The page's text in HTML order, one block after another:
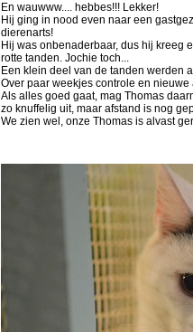
En wauwww.... hebbes!!! Lekker!
Hij ging in nood even naar een
dierenarts!
Hij was onbenaderbaar, dus hij kreeg
rotte tanden. Jochie toch...
Een klein deel van de tanden werden
Over paar weekjes controle en nieuwe
Als alles goed gaat, mag Thomas
zo knuffelig uit, maar afstand is nog
We zien wel, onze Thomas is alvast